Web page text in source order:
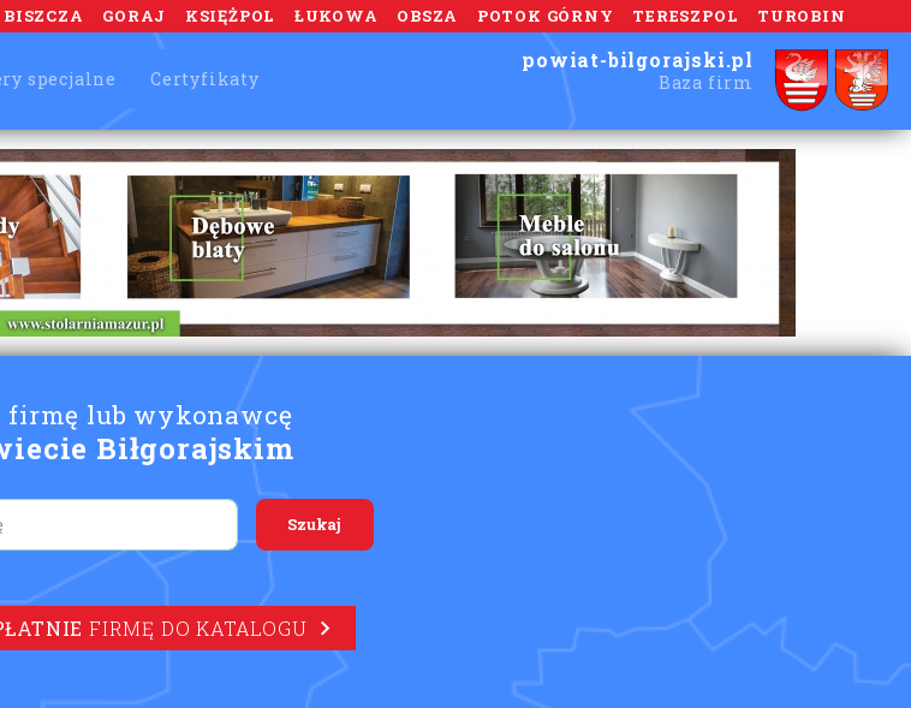
BISZCZA GORAJ KSIĘŻPOL ŁUKOWA OBSZA POTOK GÓRNY TERESZPOL TUROBIN
specjalne Certyfikaty
powiat-bilgorajski.pl
Baza firm
firmę lub wykonawcę
Biłgorajskim
FIRMĘ DO KATALOGU